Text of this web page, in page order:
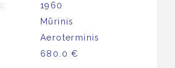
1960
Mūrinis
Aeroterminis
680.0 €